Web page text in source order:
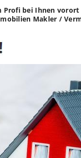
bei Ihnen vorort
Makler /